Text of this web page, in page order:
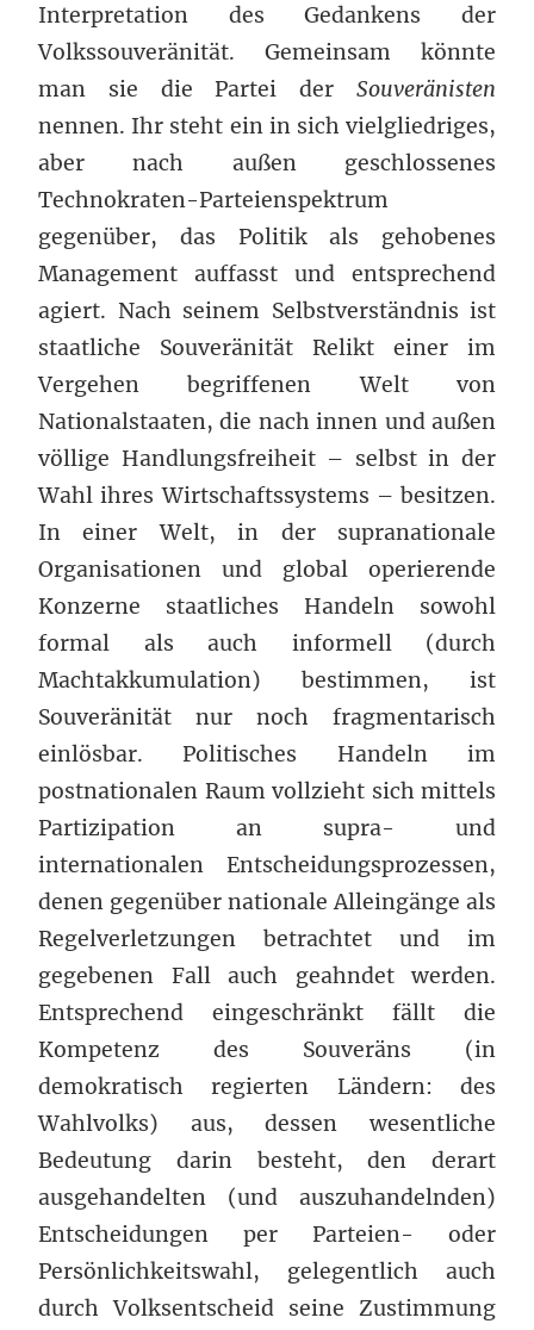
Interpretation des Gedankens der
Volkssouveränität. Gemeinsam könnte
man sie die Partei der Souveränisten
nennen. Ihr steht ein in sich vielgliedriges,
aber nach außen geschlossenes
Technokraten-Parteienspektrum
gegenüber, das Politik als gehobenes
Management auffasst und entsprechend
agiert. Nach seinem Selbstverständnis ist
staatliche Souveränität Relikt einer im
Vergehen begriffenen Welt von
Nationalstaaten, die nach innen und außen
völlige Handlungsfreiheit – selbst in der
Wahl ihres Wirtschaftssystems – besitzen.
In einer Welt, in der supranationale
Organisationen und global operierende
Konzerne staatliches Handeln sowohl
formal als auch informell (durch
Machtakkumulation) bestimmen, ist
Souveränität nur noch fragmentarisch
einlösbar. Politisches Handeln im
postnationalen Raum vollzieht sich mittels
Partizipation an supra- und
internationalen Entscheidungsprozessen,
denen gegenüber nationale Alleingänge als
Regelverletzungen betrachtet und im
gegebenen Fall auch geahndet werden.
Entsprechend eingeschränkt fällt die
Kompetenz des Souveräns (in
demokratisch regierten Ländern: des
Wahlvolks) aus, dessen wesentliche
Bedeutung darin besteht, den derart
ausgehandelten (und auszuhandelnden)
Entscheidungen per Parteien- oder
Persönlichkeitswahl, gelegentlich auch
durch Volksentscheid seine Zustimmung